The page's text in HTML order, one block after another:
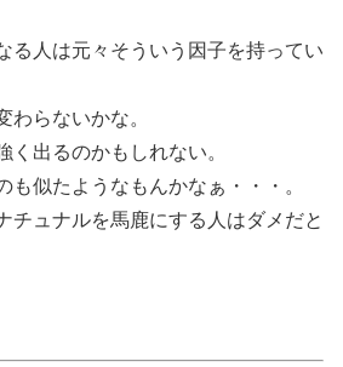
る人は元々そういう因子を持ってい
わらないかな。
く出るのかもしれない。
も似たようなもんかなぁ・・・。
チュナルを馬鹿にする人はダメだと